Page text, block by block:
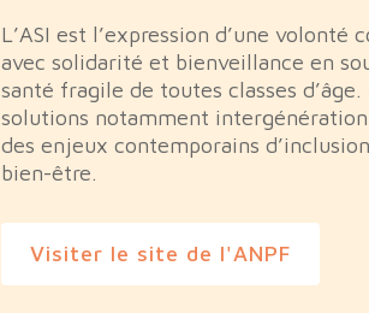
L’ASI est l’expression d’une volonté
avec solidarité et bienveillance en
santé fragile de toutes classes d’âge.
solutions notamment
des enjeux contemporains
bien-être.
Visiter le site de l'ANPF